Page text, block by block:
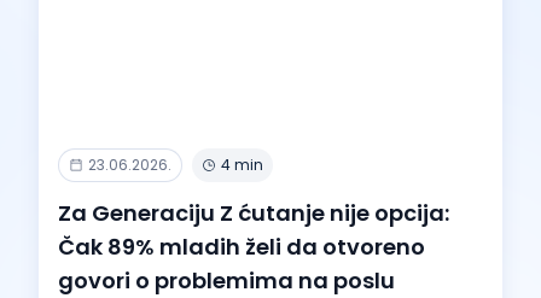
23.06.2026. 4 min
Za Generaciju Z ćutanje nije opcija:
Čak 89% mladih želi da otvoreno
govori o problemima na poslu